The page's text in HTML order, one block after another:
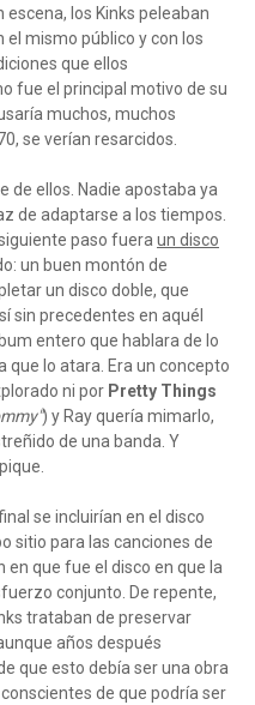
los Kinks peleaban
mismo público y con los
que ellos
fue el principal motivo de su
muchos, muchos
se verían resarcidos.
de ellos. Nadie apostaba ya
de adaptarse a los tiempos.
paso fueraun disco
un buen montón de
un disco doble, que
sin precedentes en aquél
entero que hablara de lo
que lo atara. Era un concepto
ni por Pretty Things
) y Ray quería mimarlo,
de una banda. Y
se incluirían en el disco
sitio para las canciones de
en que fue el disco en que la
conjunto. De repente,
trataban de preservar
años después
que esto debía ser una obra
de que podría ser